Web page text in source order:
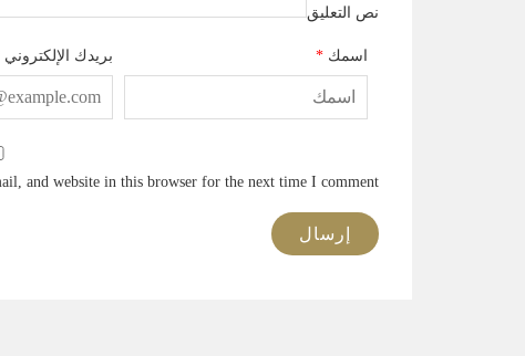
نص التعليق
اسمك * بريدك الإلكتروني
and website in this browser for the next time I comment.